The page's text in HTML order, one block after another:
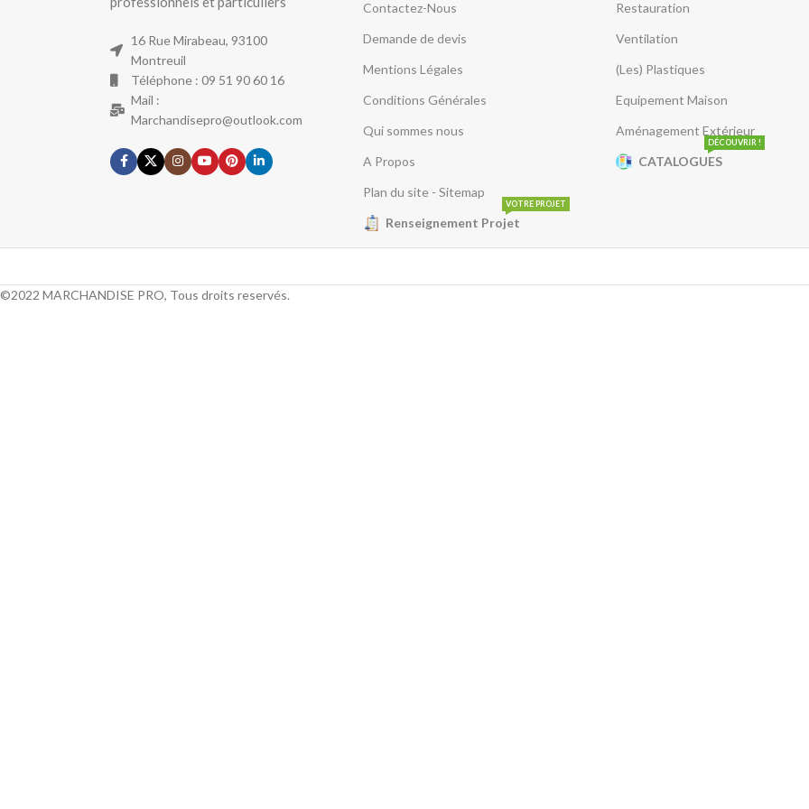
16 Rue Mirabeau, 93100
Montreuil
Téléphone : 09 51 90 60 16
Mail :
Marchandisepro@outlook.com
Contactez-Nous
Demande de devis
Mentions Légales
Conditions Générales
Qui sommes nous
A Propos
Plan du site - Sitemap
Renseignement Projet
VOTRE PROJET
Restauration
Ventilation
(Les) Plastiques
Equipement Maison
Aménagement Extérieur
CATALOGUES
DÉCOUVRIR !
©2022 MARCHANDISE PRO, Tous droits reservés.